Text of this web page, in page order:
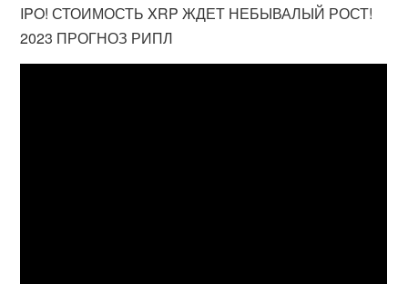
IPO! СТОИМОСТЬ XRP ЖДЕТ НЕБЫВАЛЫЙ РОСТ!
2023 ПРОГНОЗ РИПЛ